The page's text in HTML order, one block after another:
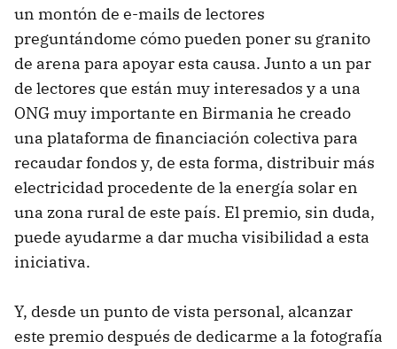
un montón de e-mails de lectores
preguntándome cómo pueden poner su granito
de arena para apoyar esta causa. Junto a un par
de lectores que están muy interesados y a una
ONG muy importante en Birmania he creado
una plataforma de financiación colectiva para
recaudar fondos y, de esta forma, distribuir más
electricidad procedente de la energía solar en
una zona rural de este país. El premio, sin duda,
puede ayudarme a dar mucha visibilidad a esta
iniciativa.
Y, desde un punto de vista personal, alcanzar
este premio después de dedicarme a la fotografía